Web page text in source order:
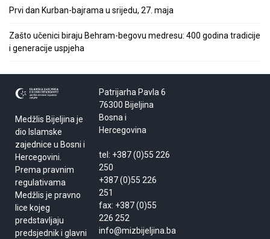
Prvi dan Kurban-bajrama u srijedu, 27. maja
Zašto učenici biraju Behram-begovu medresu: 400 godina tradicije
i generacije uspjeha
Medžlis Bijeljina je
dio Islamske
zajednice u Bosni i
Hercegovini.
Prema pravnim
regulativama
Medžlis je pravno
lice kojeg
predstavljaju
predsjednik i glavni
Patrijarha Pavla 6
76300 Bijeljina
Bosna i
Hercegovina
tel: +387 (0)55 226
250
+387 (0)55 226
251
fax: +387 (0)55
226 252
info@mizbijeljina.ba